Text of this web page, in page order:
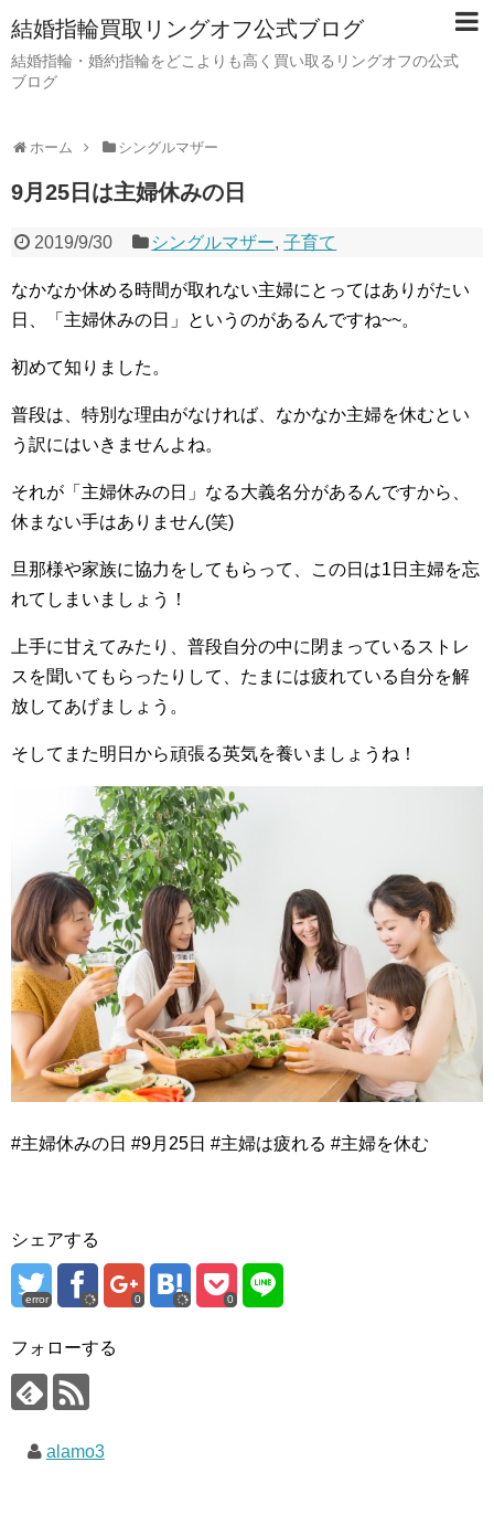
結婚指輪買取リングオフ公式ブログ
結婚指輪・婚約指輪をどこよりも高く買い取るリングオフの公式
ブログ
ホーム シングルマザー
9月25日は主婦休みの日
2019/9/30 シングルマザー,子育て
なかなか休める時間が取れない主婦にとってはありがたい
日、「主婦休みの日」というのがあるんですね~~。
初めて知りました。
普段は、特別な理由がなければ、なかなか主婦を休むとい
う訳にはいきませんよね。
それが「主婦休みの日」なる大義名分があるんですから、
休まない手はありません(笑)
旦那様や家族に協力をしてもらって、この日は1日主婦を忘
れてしまいましょう！
上手に甘えてみたり、普段自分の中に閉まっているストレ
スを聞いてもらったりして、たまには疲れている自分を解
放してあげましょう。
そしてまた明日から頑張る英気を養いましょうね！
#主婦休みの日 #9月25日 #主婦は疲れる #主婦を休む
シェアする
error 0 0
フォローする
alamo3